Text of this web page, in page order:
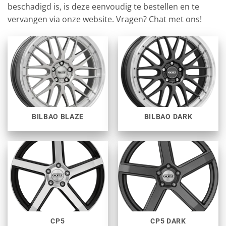
beschadigd is, is deze eenvoudig te bestellen en te
vervangen via onze website. Vragen? Chat met ons!
BILBAO BLAZE BILBAO DARK
CP5 CP5 DARK